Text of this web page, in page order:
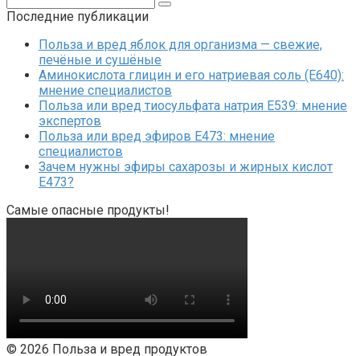
Последние публикации
Польза и вред яблок для организма — свежие,
печёные и сушёные
Аминокислота глицин и его натриевая соль (Е640):
мнение специалистов
Польза или вред тиосульфата натрия Е539: мнение
экспертов
Польза или вред эфиров Е473: мнение
специалистов
Зачем нужны эфиры сахарозы и жирных кислот
Е473?
Самые опасные продукты!
© 2026 Польза и вред продуктов